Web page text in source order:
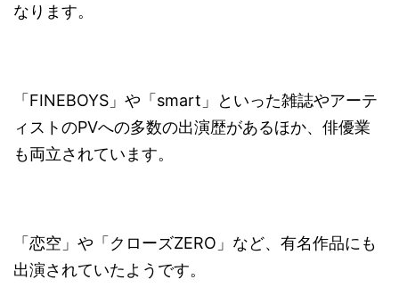
なります。
「FINEBOYS」や「smart」といった雑誌やアーテ
ィストのPVへの多数の出演歴があるほか、俳優業
も両立されています。
「恋空」や「クローズZERO」など、有名作品にも
出演されていたようです。